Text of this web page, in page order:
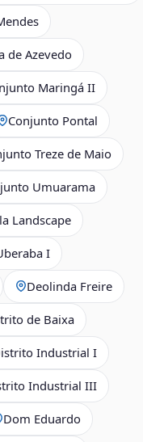
de Azevedo
Maringá II
Conjunto Pontal
Treze de Maio
Umuarama
Landscape
I
Deolinda Freire
de Baixa
Industrial I
Industrial III
Dom Eduardo